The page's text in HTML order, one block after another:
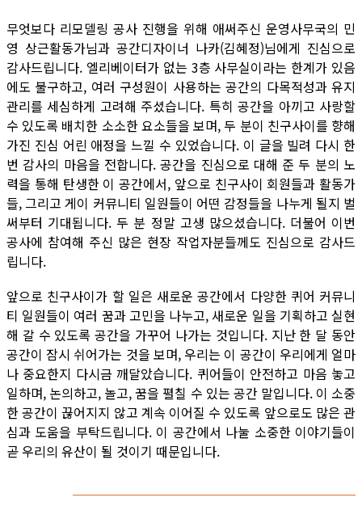
무엇보다 리모델링 공사 진행을 위해 애써주신 운영사무국의 민
영 상근활동가님과 공간디자이너 나카(김혜정)님에게 진심으로
감사드립니다. 엘리베이터가 없는 3층 사무실이라는 한계가 있음
에도 불구하고, 여러 구성원이 사용하는 공간의 다목적성과 유지
관리를 세심하게 고려해 주셨습니다. 특히 공간을 아끼고 사랑할
수 있도록 배치한 소소한 요소들을 보며, 두 분이 친구사이를 향해
가진 진심 어린 애정을 느낄 수 있었습니다. 이 글을 빌려 다시 한
번 감사의 마음을 전합니다. 공간을 진심으로 대해 준 두 분의 노
력을 통해 탄생한 이 공간에서, 앞으로 친구사이 회원들과 활동가
들, 그리고 게이 커뮤니티 일원들이 어떤 감정들을 나누게 될지 벌
써부터 기대됩니다. 두 분 정말 고생 많으셨습니다. 더불어 이번
공사에 참여해 주신 많은 현장 작업자분들께도 진심으로 감사드
립니다.
앞으로 친구사이가 할 일은 새로운 공간에서 다양한 퀴어 커뮤니
티 일원들이 여러 꿈과 고민을 나누고, 새로운 일을 기획하고 실현
해 갈 수 있도록 공간을 가꾸어 나가는 것입니다. 지난 한 달 동안
공간이 잠시 쉬어가는 것을 보며, 우리는 이 공간이 우리에게 얼마
나 중요한지 다시금 깨달았습니다. 퀴어들이 안전하고 마음 놓고
일하며, 논의하고, 놀고, 꿈을 펼칠 수 있는 공간 말입니다. 이 소중
한 공간이 끊어지지 않고 계속 이어질 수 있도록 앞으로도 많은 관
심과 도움을 부탁드립니다. 이 공간에서 나눌 소중한 이야기들이
곧 우리의 유산이 될 것이기 때문입니다.